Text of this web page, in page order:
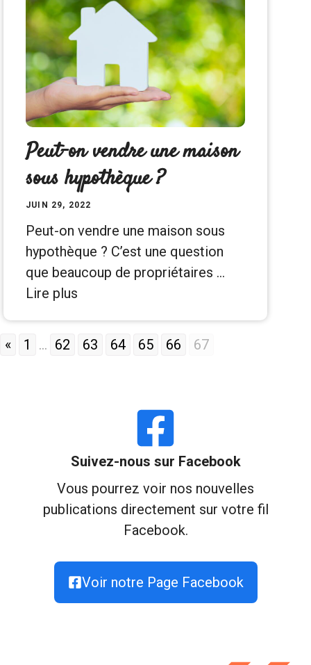
Peut-on vendre une maison
sous hypothèque ?
JUIN 29, 2022
Peut-on vendre une maison sous
hypothèque ? C’est une question
que beaucoup de propriétaires …
Lire plus
« 1 ... 62 63 64 65 66 67
Suivez-nous sur Facebook
Vous pourrez voir nos nouvelles
publications directement sur votre fil
Facebook.
Voir notre Page Facebook